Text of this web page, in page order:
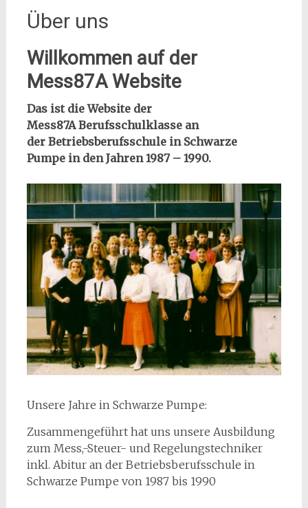
Über uns
Willkommen auf der
Mess87A Website
Das ist die Website der
Mess87ABerufsschulklasse an
der Betriebsberufsschule in Schwarze
Pumpe in den Jahren 1987 – 1990.
Unsere Jahre in Schwarze Pumpe:
Zusammengeführt hat uns unsere Ausbildung
zum Mess,-Steuer- und Regelungstechniker
inkl. Abitur an der Betriebsberufsschule in
Schwarze Pumpe von 1987 bis 1990